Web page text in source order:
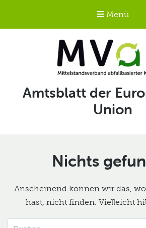
Menü
Kraftstoffe
Schlagwort:
Amtsblatt der
Union
Nichts
Anscheinend können wir das,
hast, nicht finden. Vielleicht
Suche